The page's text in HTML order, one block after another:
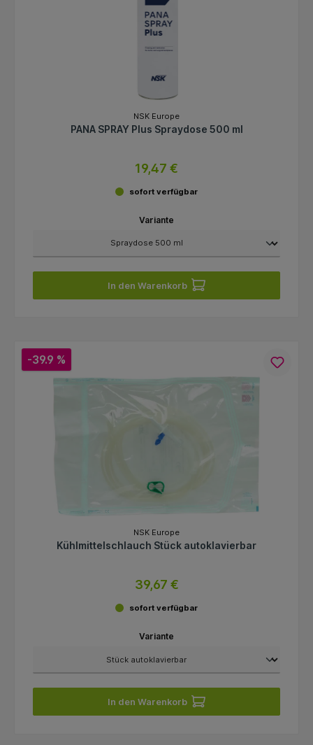
NSK Europe
PANA SPRAY Plus Spraydose 500 ml
19,47 €
sofort verfügbar
Variante
In den Warenkorb
-39.9 %
NSK Europe
Kühlmittelschlauch Stück autoklavierbar
39,67 €
sofort verfügbar
Variante
In den Warenkorb